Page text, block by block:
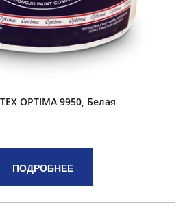
OPTIMA 9950, Белая
ПОДРОБНЕЕ